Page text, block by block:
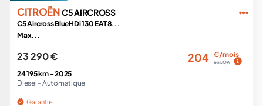
CITROËNC5 AIRCROSS
C5 Aircross BlueHDi 130 EAT8...
Max...
23 290 € 204 €/mois
en LOA
24 195 km -2025
Diesel - Automatique
Garantie